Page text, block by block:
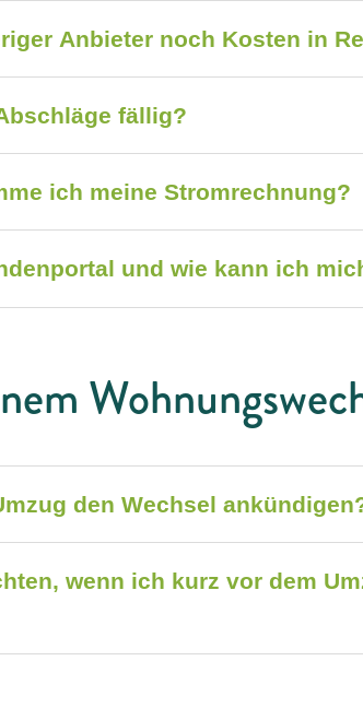
Anbieter noch Kosten in
fällig?
ich meine Stromrechnung?
und wie kann ich
den Wechsel
wenn ich kurz vor dem